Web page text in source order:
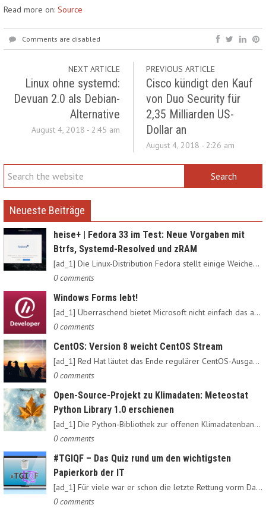
Read more on: Source
Comments are disabled
NEXT ARTICLE
Linux ohne systemd:
Devuan 2.0 als Debian-
Alternative
August 4, 2018 - 2:45 am
PREVIOUS ARTICLE
Cisco kündigt den Kauf
von Duo Security für
2,35 Milliarden US-
Dollar an
August 4, 2018 - 2:26 am
Neueste Beiträge
heise+ | Fedora 33 im Test: Neue Vorgaben mit
Btrfs, Systemd-Resolved und zRAM
[ad_1] Die Linux-Distribution Fedora stellt einige Weichen neu:…
0 comments
Windows Forms lebt!
[ad_1] Überraschend bietet Microsoft nicht einfach das alte…
0 comments
CentOS: Version 8 weicht CentOS Stream
[ad_1] Red Hat läutet das Ende regulärer CentOS-Ausgaben ein:…
0 comments
Open-Source-Projekt zu Klimadaten: Meteostat
Python Library 1.0 erschienen
[ad_1] Die Python-Bibliothek zur offenen Klimadatenbank Meteostat…
0 comments
#TGIQF – Das Quiz rund um den wichtigsten
Papierkorb der IT
[ad_1] Für viele war er schon die letzte Rettung vorm Daten-Nirvana:…
0 comments